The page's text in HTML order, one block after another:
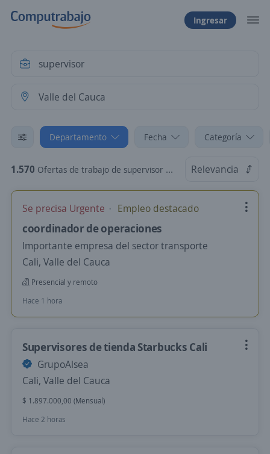
Ingresar
Departamento Fecha Categoría
1.570 Ofertas de trabajo de supervisor en Valle del Cauca Relevancia
Se precisa Urgente Empleo destacado
coordinador de operaciones
Importante empresa del sector transporte
Cali, Valle del Cauca
Presencial y remoto
Hace 1 hora
Supervisores de tienda Starbucks Cali
GrupoAlsea
Cali, Valle del Cauca
$ 1.897.000,00 (Mensual)
Hace 2 horas